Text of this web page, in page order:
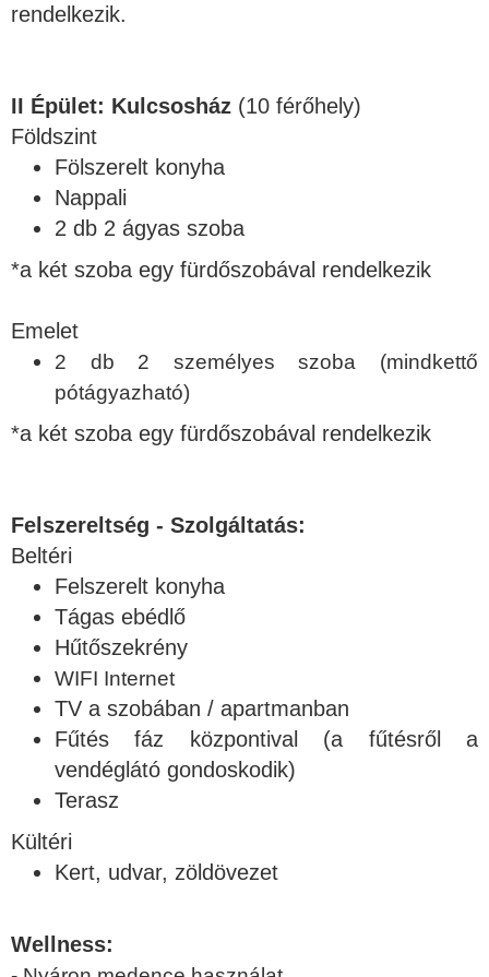
rendelkezik.
II Épület: Kulcsosház (10 férőhely)
Földszint
Fölszerelt konyha
Nappali
2 db 2 ágyas szoba
*a két szoba egy fürdőszobával rendelkezik
Emelet
2 db 2 személyes szoba (mindkettő
pótágyazható)
*a két szoba egy fürdőszobával rendelkezik
Felszereltség - Szolgáltatás:
Beltéri
Felszerelt konyha
Tágas ebédlő
Hűtőszekrény
WIFI Internet
TV a szobában / apartmanban
Fűtés fáz központival (a fűtésről a
vendéglátó gondoskodik)
Terasz
Kültéri
Kert, udvar, zöldövezet
Wellness: